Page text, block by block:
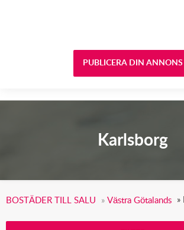
PUBLICERA DIN ANNONS
Karlsborg
BOSTÄDER TILL SALU » Västra Götalands »